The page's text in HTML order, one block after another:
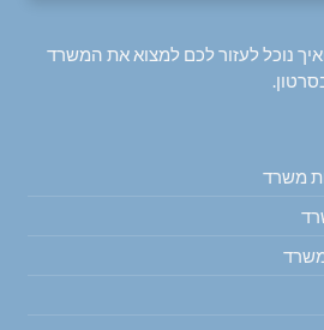
נוכל לעזור לכם למצוא את המשרד
משרד